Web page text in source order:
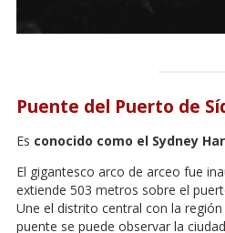
Puente del Puerto de
Es conocido como el Sydney
El gigantesco arco de arceo fue
extiende 503 metros sobre el
Une el distrito central con la
puente se puede observar la